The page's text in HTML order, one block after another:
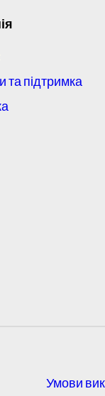
та підтримка
Умови